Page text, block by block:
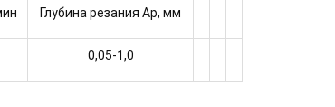
Глубина резания Ap, мм
0,05-1,0